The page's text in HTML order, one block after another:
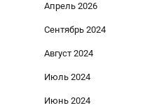
Апрель 2026
Сентябрь 2024
Август 2024
Июль 2024
Июнь 2024